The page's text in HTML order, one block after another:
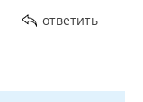
ответить